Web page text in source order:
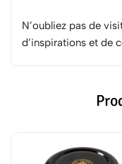
N’oubliez pas de
d’inspirations et de